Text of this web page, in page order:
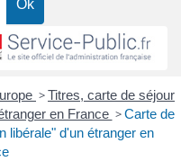
>Titres, carte de séjour
en France > Carte de
libérale" d'un étranger en